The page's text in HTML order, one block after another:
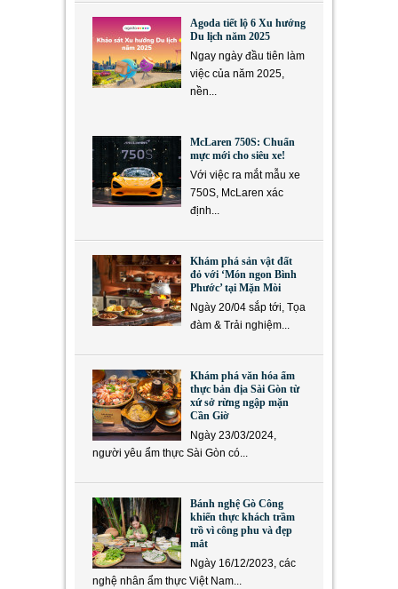
Agoda tiết lộ 6 Xu hướng
Du lịch năm 2025
Ngay ngày đầu tiên làm
việc của năm 2025,
nền...
McLaren 750S: Chuẩn
mực mới cho siêu xe!
Với việc ra mắt mẫu xe
750S, McLaren xác
định...
Khám phá sản vật đất
đỏ với ‘Món ngon Bình
Phước’ tại Mặn Mòi
Ngày 20/04 sắp tới, Tọa
đàm & Trải nghiệm...
Khám phá văn hóa ẩm
thực bản địa Sài Gòn từ
xứ sở rừng ngập mặn
Cần Giờ
Ngày 23/03/2024,
người yêu ẩm thực Sài Gòn có...
Bánh nghệ Gò Công
khiến thực khách trầm
trồ vì công phu và đẹp
mắt
Ngày 16/12/2023, các
nghệ nhân ẩm thực Việt Nam...